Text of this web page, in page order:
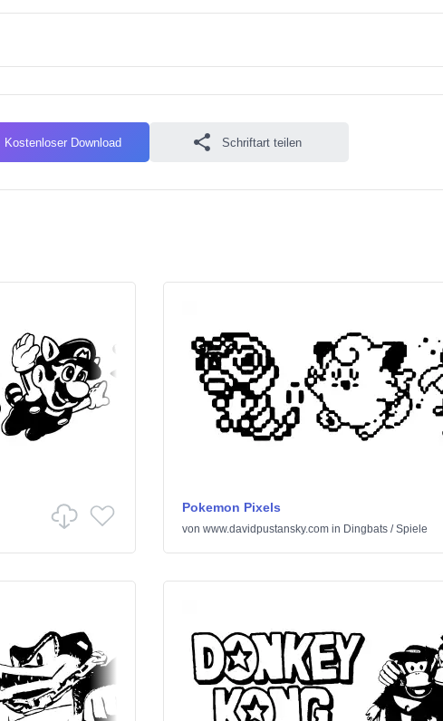
Kostenloser Download Schriftart teilen
Pokemon Pixels
von www.davidpustansky.comin Dingbats/Spiele